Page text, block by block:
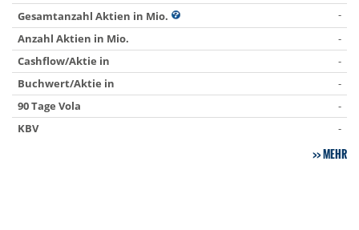
Gesamtanzahl Aktien in Mio.
-
Anzahl Aktien in Mio.
-
Cashflow/Aktie in
-
Buchwert/Aktie in
-
90 Tage Vola
-
KBV
-
MEHR